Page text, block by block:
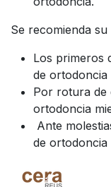
Se recomienda su
Los primeros
de ortodoncia
Por rotura de
ortodoncia
Ante
de ortodoncia